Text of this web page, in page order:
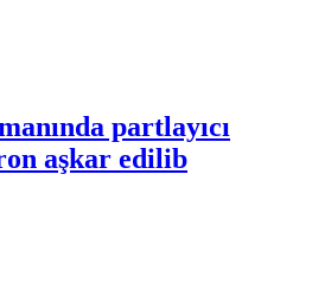
partlayıcı
aşkar edilib